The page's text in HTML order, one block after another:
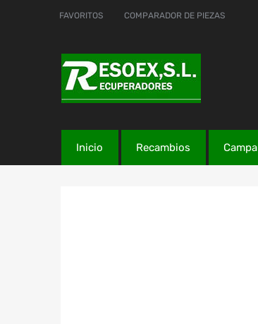
FAVORITOS COMPARADOR DE PIEZAS
Inicio Recambios Campa